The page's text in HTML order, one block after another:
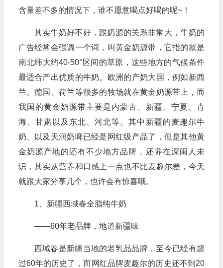
含量差不多的情况下，谁不愿意喝点好喝的呢~！
其实牛奶好不好，跟奶源的关系非常大，牛奶的
广告经常会强调一个词，叫黄金奶源带，它指的就是
南北纬大约40-50°区间的草原，这些地方的气候条件
最适合产出优质的牛奶。欧洲的产奶大国，例如新西
兰、德国、荷兰等很多的牧场就在黄金奶源带上，而
我国的黄金奶源带主要是内蒙古、新疆、宁夏、青
海、甘肃以及东北、河北等。其中新疆的麦趣尔牛
奶、以及天润奶啤已经是网红级产品了，但是其他黄
金奶源产地的还有不少地方品牌，还养在深闺人未
识，其实从营养和口感上一点也不比麦趣尔差，今天
就跟大家分享几个，也许会有惊喜哦。
1、新疆西域春全脂纯牛奶
——60年老品牌，地道新疆味
西域春是新疆当地的老乳品品牌，至今已经有超
过60年的历史了，而网红品牌麦趣尔的历史还不到20